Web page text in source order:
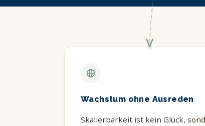
Wachstum ohne Ausreden
Skalierbarkeit ist kein Glück,